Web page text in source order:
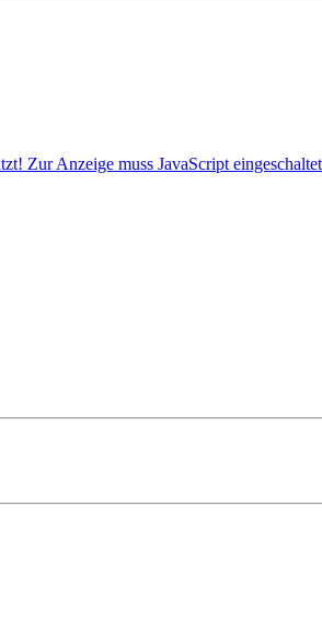
Zur Anzeige muss JavaScript